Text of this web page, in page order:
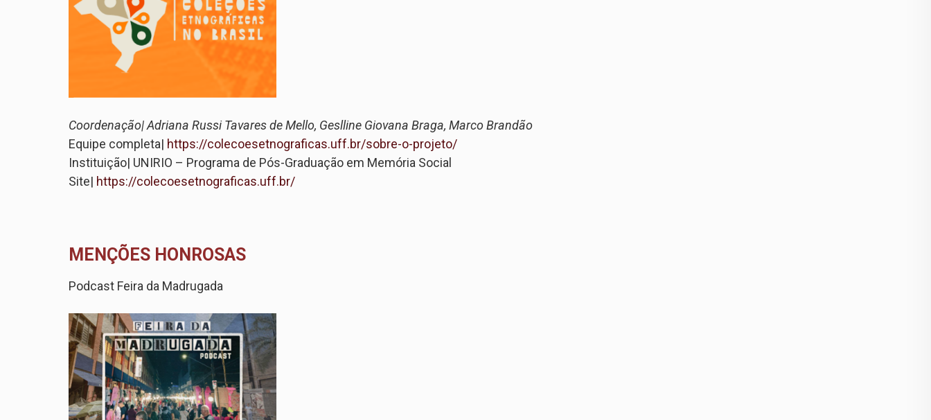
Coordenação| Adriana Russi Tavares de Mello, Geslline Giovana Braga, Marco Brandão
Equipe completa| https://colecoesetnograficas.uff.br/sobre-o-projeto/
Instituição| UNIRIO – Programa de Pós-Graduação em Memória Social
Site| https://colecoesetnograficas.uff.br/
MENÇÕES HONROSAS
Podcast Feira da Madrugada